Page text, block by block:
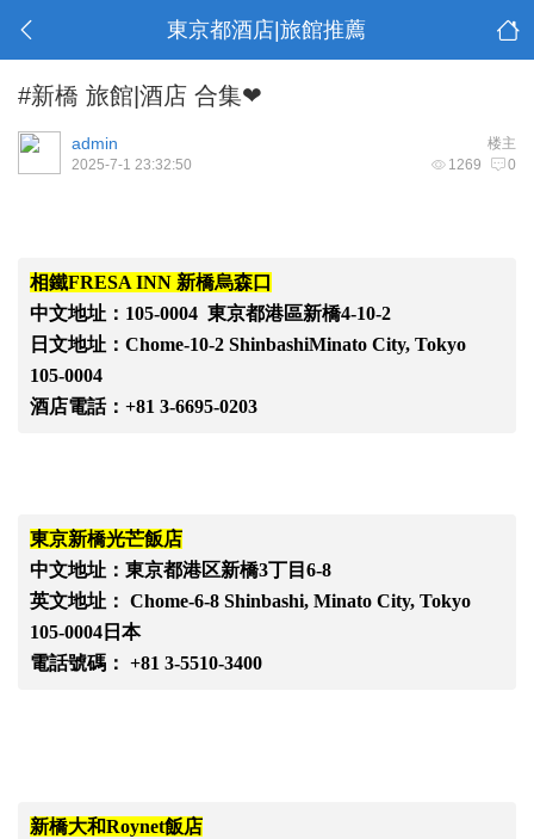
東京都酒店|旅館推薦
#新橋 旅館|酒店 合集❤
楼主
admin
1269 0
2025-7-1 23:32:50
相鐵FRESA INN 新橋烏森口
中文地址： 105-0004 東京都港區新橋4-10-2
日文地址： Chome-10-2 ShinbashiMinato City, Tokyo
105-0004
酒店電話： +81 3-6695-0203
東京新橋光芒飯店
中文地址：東京都港区新橋3丁目6-8
英文地址： Chome-6-8 Shinbashi, Minato City, Tokyo
105-0004日本
電話號碼： +81 3-5510-3400
新橋大和Roynet飯店